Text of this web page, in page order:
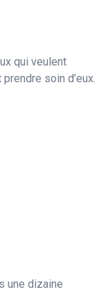
qui veulent
soin d’eux.
une dizaine